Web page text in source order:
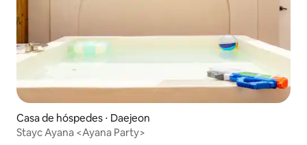
Casa de hóspedes ⋅ Daejeon
Stayc Ayana <Ayana Party>